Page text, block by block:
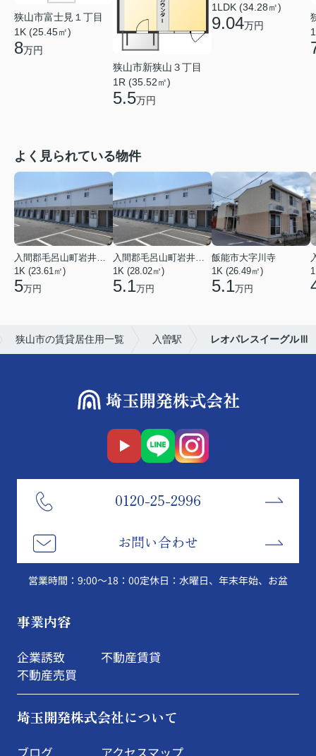
狭山市富士見１丁目
1K (25.45㎡)
8万円
狭山市新狭山３丁目
1R (35.52㎡)
5.5万円
1LDK (34.28㎡)
9.04万円
よく見られている物件
入間郡毛呂山町岩井東１丁目
1K (23.61㎡)
5万円
入間郡毛呂山町岩井東１丁目
1K (28.02㎡)
5.1万円
飯能市大字川寺
1K (26.49㎡)
5.1万円
狭山市の賃貸居住用一覧 入曽駅 レオパレスイーグルⅢ
0120-25-2996
お問い合わせ
営業時間：9:00～18：00定休日：水曜日、年末年始、お盆
事業内容
企業誘致
不動産売買
不動産賃貸
埼玉開発株式会社について
ブログ アクセスマップ